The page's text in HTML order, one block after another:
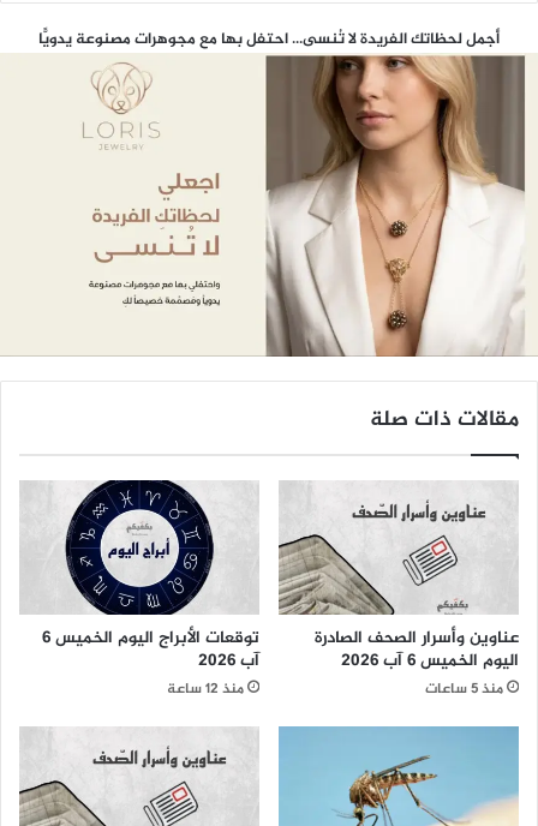
أجمل لحظاتك الفريدة لا تُنسى... احتفل بها مع مجوهرات مصنوعة يدويًّا
مقالات ذات صلة
عناوين وأسرار الصحف الصادرة
اليوم الخميس 6 آب 2026
منذ 5 ساعات
توقعات الأبراج اليوم الخميس 6
آب 2026
منذ 12 ساعة